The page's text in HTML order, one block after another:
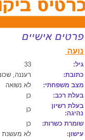
נועה
גיל:
33
כתובת:
רעננה,
מצב משפחתי:
לא נשואה
בעלת רכב:
כן
בעלת רשיון
נהיגה:
כן
שומרת כשרות:
כן
עישון:
לא מעשנת